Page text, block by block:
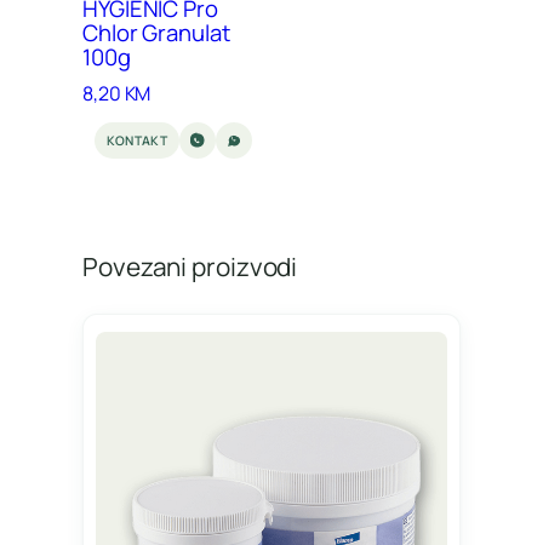
HYGIENIC Pro
Chlor Granulat
100g
8,20 KM
KONTAKT
Povezani proizvodi